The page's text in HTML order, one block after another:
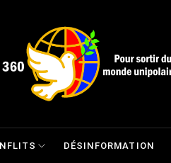
DÉSINFORMATION